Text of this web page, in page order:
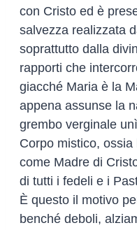
con Cristo ed è
salvezza realizzata
soprattutto dalla
rapporti che
giacché Maria è la
appena assunse la
grembo verginale
Corpo mistico,
come Madre di
di tutti i fedeli e i
È questo il motivo
benché deboli,